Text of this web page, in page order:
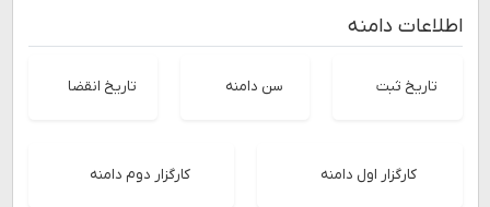
اطلاعات دامنه
تاریخ ثبت سن دامنه تاریخ انقضا
کارگزار اول دامنه کارگزار دوم دامنه